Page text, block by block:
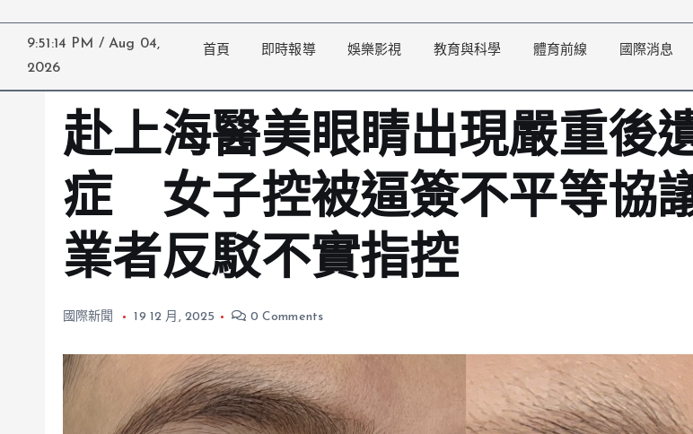
9:51:16 PM / Aug 04,
2026
首頁 即時報導 娛樂影視 教育與科學 體育前線 國際消息
赴上海醫美眼睛出現嚴重後
症 女子控被逼簽不平等協
業者反駁不實指控
國際新聞 19 12 月, 2025 0 Comments